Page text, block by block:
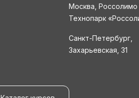
Москва, Россолимо
Технопарк
Санкт-Петербург,
Захарьевская, 31